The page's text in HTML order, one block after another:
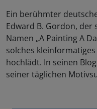
Ein berühmter
Edward B. Gordon, der
Namen „A Painting A
solches
hochlädt. In seinen
seiner täglichen